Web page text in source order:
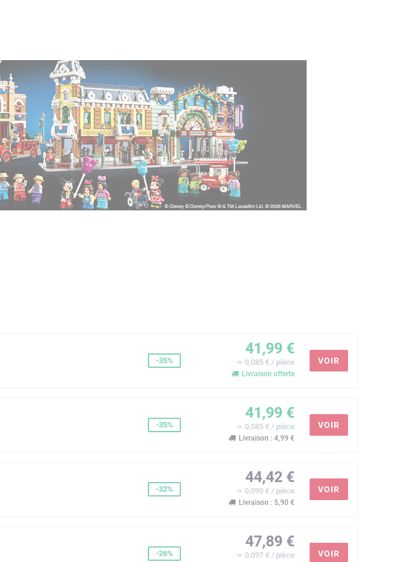
-35%
41,99 €
≃ 0,085 € / pièce
Livraison offerte
VOIR
-35%
41,99 €
≃ 0,085 € / pièce
Livraison : 4,99 €
VOIR
-32%
44,42 €
≃ 0,090 € / pièce
Livraison : 5,90 €
VOIR
-26%
47,89 €
≃ 0,097 € / pièce VOIR